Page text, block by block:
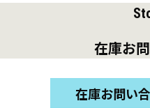
在庫お
在庫お問い